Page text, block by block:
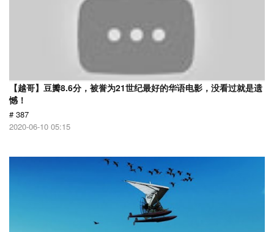
【越哥】豆瓣8.6分，被誉为21世纪最好的华语电影，没看过就是遗
憾！
# 387
2020-06-10 05:15